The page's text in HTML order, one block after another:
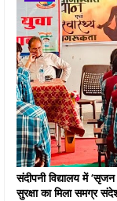
संदीपनी विद्यालय में
सुरक्षा का मिला समग्र